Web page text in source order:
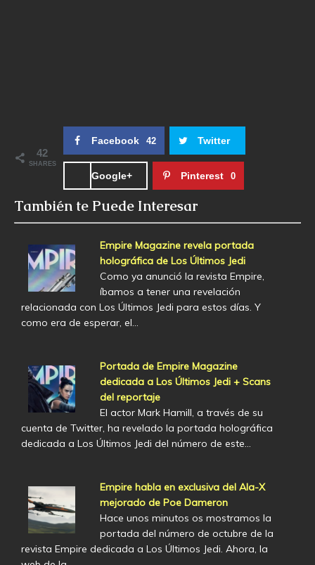
42
SHARES
Facebook 42 Twitter
Google+ Pinterest 0
También te Puede Interesar
Empire Magazine revela portada
holográfica de Los Últimos Jedi
Como ya anunció la revista Empire,
íbamos a tener una revelación
relacionada con Los Últimos Jedi para estos días. Y
como era de esperar, el…
Portada de Empire Magazine
dedicada a Los Últimos Jedi + Scans
del reportaje
El actor Mark Hamill, a través de su
cuenta de Twitter, ha revelado la portada holográfica
dedicada a Los Últimos Jedi del número de este…
Empire habla en exclusiva del Ala-X
mejorado de Poe Dameron
Hace unos minutos os mostramos la
portada del número de octubre de la
revista Empire dedicada a Los Últimos Jedi. Ahora, la